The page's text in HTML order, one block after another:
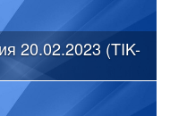
20.02.2023 (TIK-